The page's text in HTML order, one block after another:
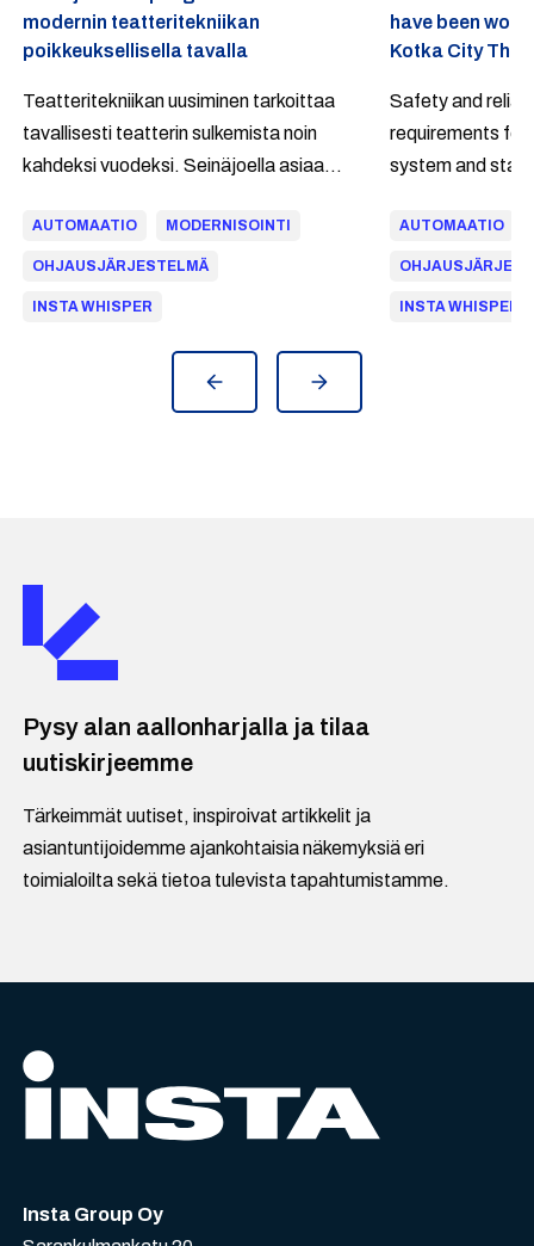
modernin teatteritekniikan
poikkeuksellisella tavalla
Teatteritekniikan uusiminen tarkoittaa
tavallisesti teatterin sulkemista noin
kahdeksi vuodeksi. Seinäjoella asiaa
kaupunginteatteriin huipputason
teatteritekniikkakokonaisuuden, eikä
AUTOMAATIO MODERNISOINTI
OHJAUSJÄRJESTELMÄ
INSTA WHISPER
have been
Kotka City
Safety and
requirements
system and
requirements
excellently.
AUTOMAATIO
INSTA WHISPER
Pysy alan aallonharjalla ja tilaa
uutiskirjeemme
Tärkeimmät uutiset, inspiroivat artikkelit ja
asiantuntijoidemme ajankohtaisia näkemyksiä eri
toimialoilta sekä tietoa tulevista tapahtumistamme.
Insta Group Oy